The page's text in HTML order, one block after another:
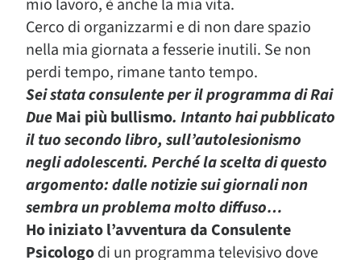
mio lavoro, è anche la mia vita.
Cerco di organizzarmi e di non dare spazio
nella mia giornata a fesserie inutili. Se non
perdi tempo, rimane tanto tempo.
Sei stata consulente per il programma di Rai
DueMai più bullismo. Intanto hai pubblicato
il tuo secondo libro, sull’autolesionismo
negli adolescenti. Perché la scelta di questo
argomento: dalle notizie sui giornali non
sembra un problema molto diffuso…
Ho iniziato l’avventura da Consulente
Psicologodi un programma televisivo dove